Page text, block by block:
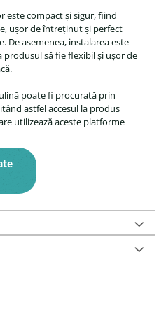
este compact și sigur, fiind
ușor de întreținut și perfect
asemenea, instalarea este
produsul să fie flexibil și ușor de
poate fi procurată prin
astfel accesul la produs
utilizează aceste platforme